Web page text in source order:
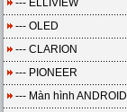
--- ELLIVIEW
--- OLED
--- CLARION
--- PIONEER
--- Màn hình ANDROID